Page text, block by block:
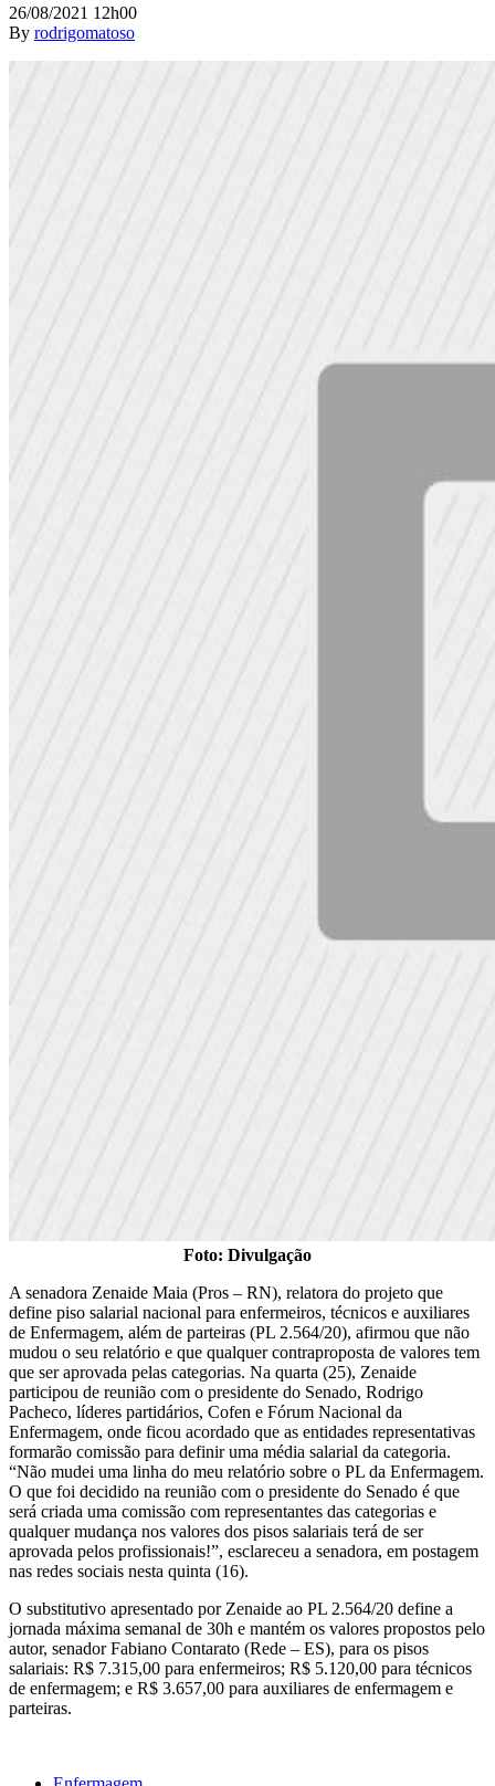
26/08/2021 12h00
By rodrigomatoso
Foto: Divulgação
A senadora Zenaide Maia (Pros – RN), relatora do projeto que
define piso salarial nacional para enfermeiros, técnicos e auxiliares
de Enfermagem, além de parteiras (PL 2.564/20), afirmou que não
mudou o seu relatório e que qualquer contraproposta de valores tem
que ser aprovada pelas categorias. Na quarta (25), Zenaide
participou de reunião com o presidente do Senado, Rodrigo
Pacheco, líderes partidários, Cofen e Fórum Nacional da
Enfermagem, onde ficou acordado que as entidades representativas
formarão comissão para definir uma média salarial da categoria.
“Não mudei uma linha do meu relatório sobre o PL da Enfermagem.
O que foi decidido na reunião com o presidente do Senado é que
será criada uma comissão com representantes das categorias e
qualquer mudança nos valores dos pisos salariais terá de ser
aprovada pelos profissionais!”, esclareceu a senadora, em postagem
nas redes sociais nesta quinta (16).
O substitutivo apresentado por Zenaide ao PL 2.564/20 define a
jornada máxima semanal de 30h e mantém os valores propostos pelo
autor, senador Fabiano Contarato (Rede – ES), para os pisos
salariais: R$ 7.315,00 para enfermeiros; R$ 5.120,00 para técnicos
de enfermagem; e R$ 3.657,00 para auxiliares de enfermagem e
parteiras.